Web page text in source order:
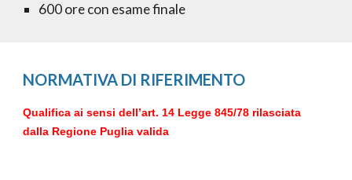
600ore con esame finale
NORMATIVA DI RIFERIMENTO
Qualifica ai sensi dell’art. 14 Legge 845/78 rilasciata
dalla Regione Puglia valida